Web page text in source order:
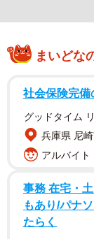
まいどな
社会保険完備
グッドタイム
兵庫県 尼
アルバイト
事務 在宅・
もあり/パナ
たらく